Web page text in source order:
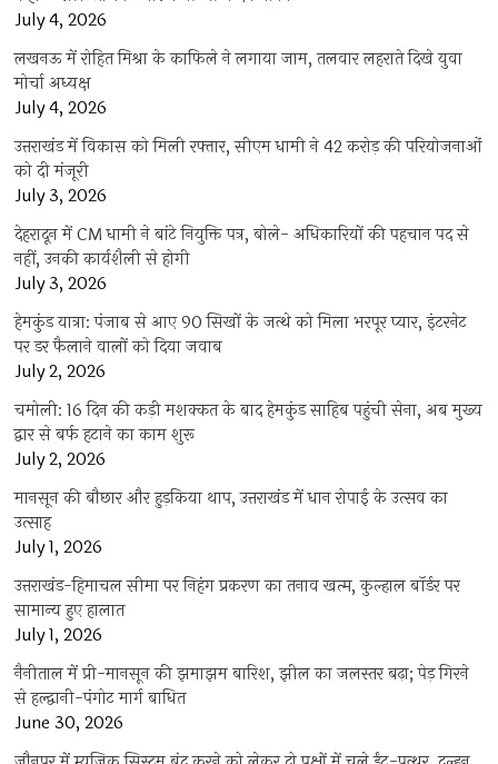
July 4, 2026
लखनऊ में रोहित मिश्रा के काफिले ने लगाया जाम, तलवार लहराते दिखे युवा
मोर्चा अध्यक्ष
July 4, 2026
उत्तराखंड में विकास को मिली रफ्तार, सीएम धामी ने 42 करोड़ की परियोजनाओं
को दी मंजूरी
July 3, 2026
देहरादून में CM धामी ने बांटे नियुक्ति पत्र, बोले- अधिकारियों की पहचान पद से
नहीं, उनकी कार्यशैली से होगी
July 3, 2026
हेमकुंड यात्रा: पंजाब से आए 90 सिखों के जत्थे को मिला भरपूर प्यार, इंटरनेट
पर डर फैलाने वालों को दिया जवाब
July 2, 2026
चमोली: 16 दिन की कड़ी मशक्कत के बाद हेमकुंड साहिब पहुंची सेना, अब मुख्य
द्वार से बर्फ हटाने का काम शुरू
July 2, 2026
मानसून की बौछार और हुड़किया थाप, उत्तराखंड में धान रोपाई के उत्सव का
उत्साह
July 1, 2026
उत्तराखंड-हिमाचल सीमा पर निहंग प्रकरण का तनाव खत्म, कुल्हाल बॉर्डर पर
सामान्य हुए हालात
July 1, 2026
नैनीताल में प्री-मानसून की झमाझम बारिश, झील का जलस्तर बढ़ा; पेड़ गिरने
से हल्द्वानी-पंगोट मार्ग बाधित
June 30, 2026